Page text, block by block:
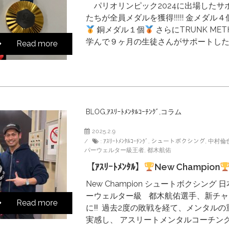
Read more
パリオリンピック2024に出場したサ
たちが全員メダルを獲得!!!!! 金メダル４
銅メダル１個
さらにTRUNK
学んで９ヶ月の生徒さんがサポートし
Read more
BLOG ｱｽﾘｰﾄﾒﾝﾀﾙｺｰﾁﾝｸﾞ コラム
2025.2.9
: ｱｽﾘｰﾄﾒﾝﾀﾙｺｰﾁﾝｸﾞ , シュートボクシング, 中村倫
パーウェルター級王者, 都木航佑
【ｱｽﾘｰﾄﾒﾝﾀﾙ】 New Champion
New Champion シュートボクシング 日
ーウェルター級 都木航佑選手、新チ
に‼︎ 過去2度の敗戦を経て、メンタルの
実感し、 アスリートメンタルコーチン